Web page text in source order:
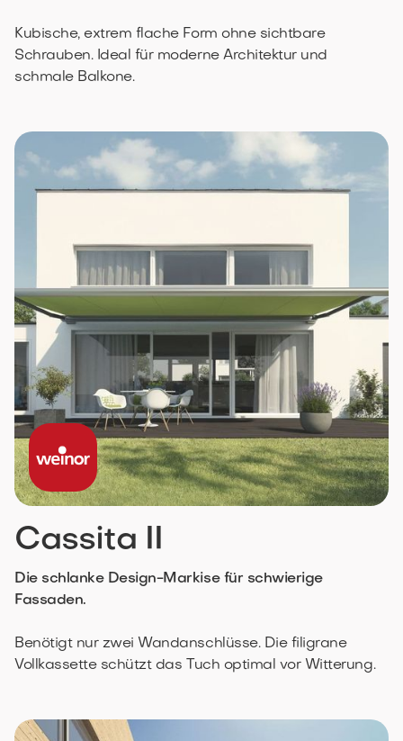
Kubische, extrem flache Form ohne sichtbare
Schrauben. Ideal für moderne Architektur und
schmale Balkone.
Cassita II
Die schlanke Design-Markise für schwierige
Fassaden.
Benötigt nur zwei Wandanschlüsse. Die filigrane
Vollkassette schützt das Tuch optimal vor Witterung.